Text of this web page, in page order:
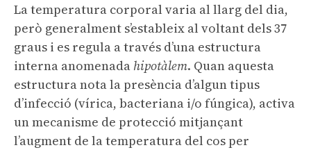
La temperatura corporal varia al llarg del dia,
però generalment s’estableix al voltant dels 37
graus i es regula a través d’una estructura
interna anomenada hipotàlem. Quan aquesta
estructura nota la presència d’algun tipus
d’infecció (vírica, bacteriana i/o fúngica), activa
un mecanisme de protecció mitjançant
l’augment de la temperatura del cos per